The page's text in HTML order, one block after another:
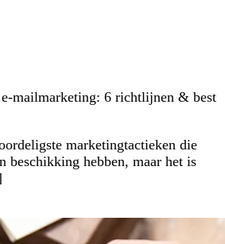
mailmarketing: 6 richtlijnen & best
marketingtactieken die
beschikking hebben, maar het is